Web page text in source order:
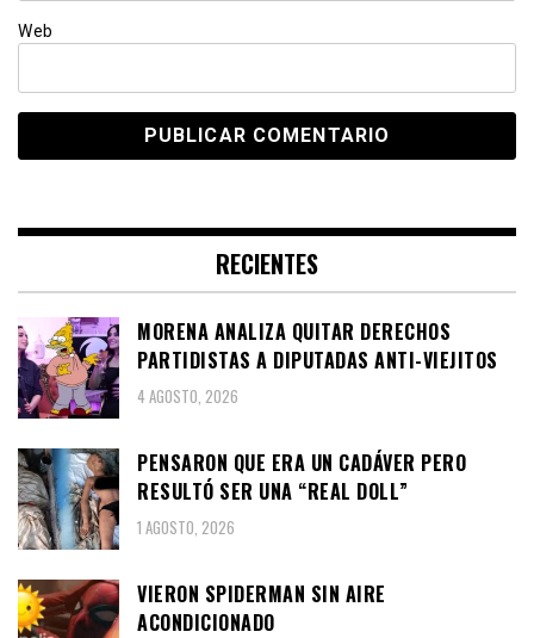
Web
RECIENTES
MORENA ANALIZA QUITAR DERECHOS
PARTIDISTAS A DIPUTADAS ANTI-VIEJITOS
4 AGOSTO, 2026
PENSARON QUE ERA UN CADÁVER PERO
RESULTÓ SER UNA “REAL DOLL”
1 AGOSTO, 2026
VIERON SPIDERMAN SIN AIRE
ACONDICIONADO